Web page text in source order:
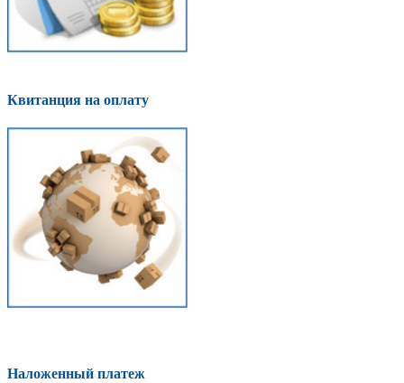
Квитанция на оплату
Наложенный платеж